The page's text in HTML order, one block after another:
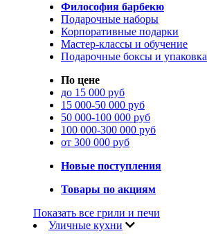
Философия барбекю
Подарочные наборы
Корпоративные подарки
Мастер-классы и обучение
Подарочные боксы и упаковка
По цене
до 15 000 руб
15 000-50 000 руб
50 000-100 000 руб
100 000-300 000 руб
от 300 000 руб
Новые поступления
Товары по акциям
Показать все грили и печи
Уличные кухни